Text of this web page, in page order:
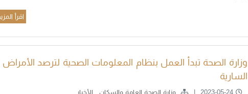
اقرأ
وزارة الصحة تبدأ العمل بنظام المعلومات الصحية لترصد الأمراض
السارية
2023-05-24 وزارة الصحة العامة والسكان الأخبار